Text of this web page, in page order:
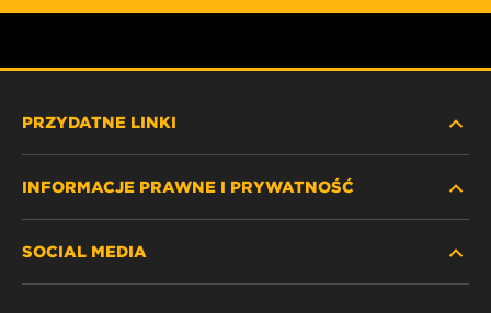
PRZYDATNE LINKI
GDZIE KUPIĆ
INFORMACJE PRAWNE I PRYWATNOŚĆ
SOCIAL MEDIA